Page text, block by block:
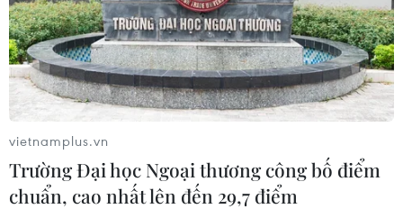
vietnamplus.vn
Trường Đại học Ngoại thương công bố điểm
chuẩn, cao nhất lên đến 29,7 điểm